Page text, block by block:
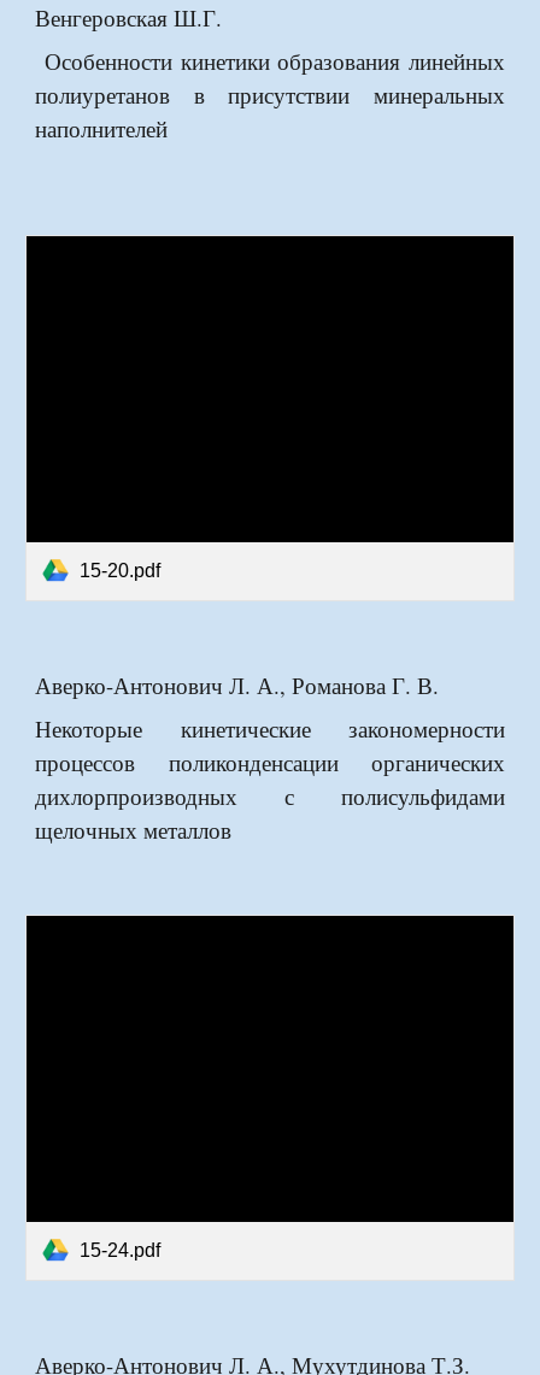
Венгеровская Ш.Г.
Особенности кинетики образования линейных
полиуретанов в присутствии минеральных
наполнителей
15-20.pdf
Аверко-Антонович Л. А., Романова Г. В.
Некоторые кинетические закономерности
процессов поликонденсации органических
дихлорпроизводных с полисульфидами
щелочных металлов
15-24.pdf
Аверко-Антонович Л. А., Мухутдинова Т.З.